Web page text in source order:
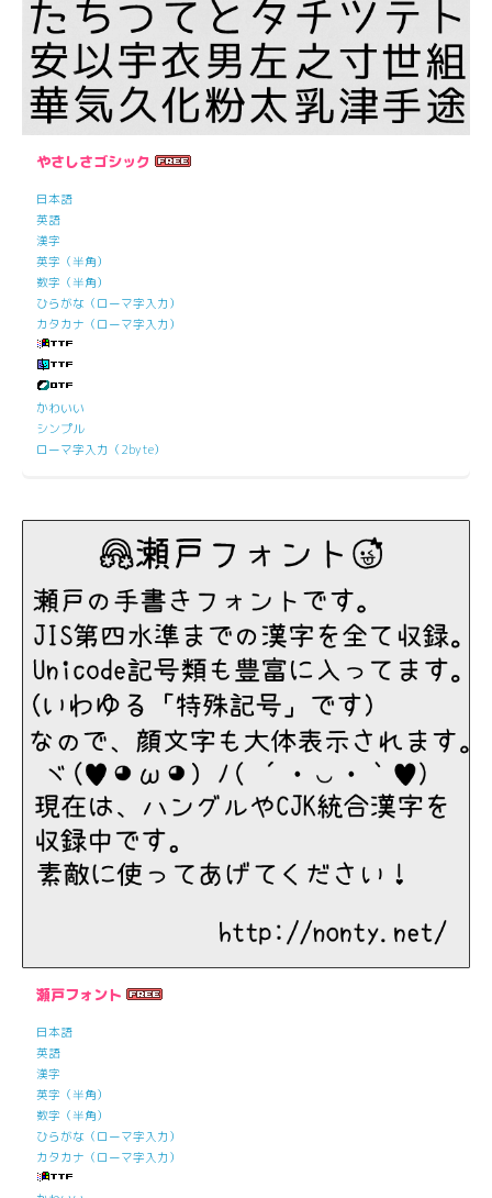
やさしさゴシック
日本語
英語
漢字
英字（半角）
数字（半角）
ひらがな（ローマ字入力）
カタカナ（ローマ字入力）
かわいい
シンプル
ローマ字入力（2byte）
瀬戸フォント
日本語
英語
漢字
英字（半角）
数字（半角）
ひらがな（ローマ字入力）
カタカナ（ローマ字入力）